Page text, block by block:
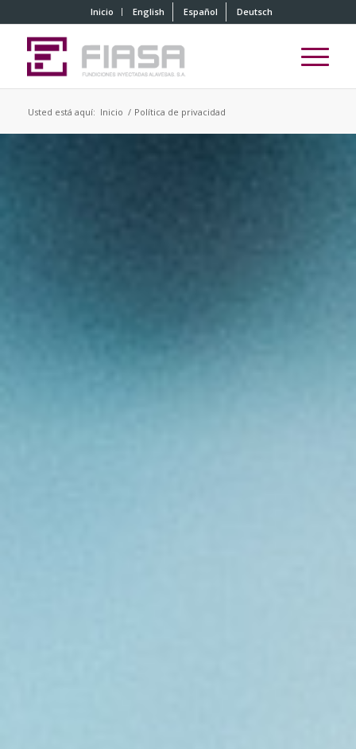
Inicio English Español Deutsch
Usted está aquí: Inicio / Política de privacidad